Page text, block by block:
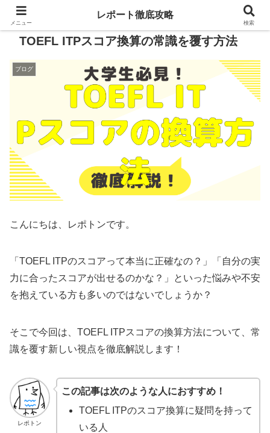
TOEFL ITPスコア換算の常識を覆す方法
ブログ
こんにちは、レポトンです。
「TOEFL ITPのスコアって本当に正確なの？」「自分の実
力に合ったスコアが出せるのかな？」といった悩みや不安
を抱えている方も多いのではないでしょうか？
そこで今回は、TOEFL ITPスコアの換算方法について、常
識を覆す新しい視点を徹底解説します！
レポトン
この記事は次のような人におすすめ！
TOEFL ITPのスコア換算に疑問を持って
いる人
メニュー
レポート徹底攻略
検索